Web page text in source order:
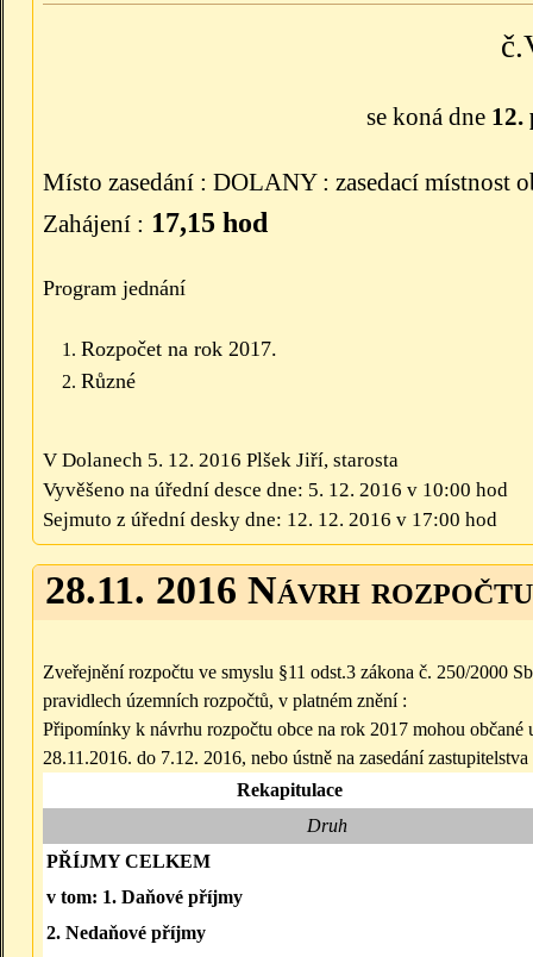
se koná dne12.
Místo zasedání : DOLANY : zasedací místnost
Zahájení : 17,15 hod
Program jednání
Rozpočet na rok 2017.
Různé
V Dolanech 5. 12. 2016 Plšek Jiří, starosta
Vyvěšeno na úřední desce dne: 5. 12. 2016 v 10:00 hod
Sejmuto z úřední desky dne: 12. 12. 2016 v 17:00 hod
28.11. 2016 Návrh
Zveřejnění rozpočtu ve smyslu §11 odst.3 zákona č. 250/2000
pravidlech územních rozpočtů, v platném znění :
Připomínky k návrhu rozpočtu obce na rok 2017 mohou občané
28.11.2016. do 7.12. 2016, nebo ústně na zasedání zastupitelstva
Rekapitulace
Druh
PŘÍJMY CELKEM
v tom: 1. Daňové příjmy
2. Nedaňové příjmy